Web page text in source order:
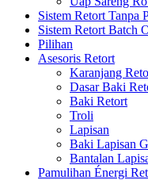
Sistem Retort Tanpa
Sistem Retort Batch
Pilihan
Asesoris Retort
Karanjang
Dasar Baki
Baki Retort
Troli
Lapisan
Baki Lapisan
Bantalan
Pamulihan Énergi